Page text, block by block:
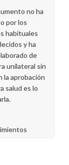
no ha
por los
habituales
y ha
de
unilateral sin
la aprobación
salud es lo